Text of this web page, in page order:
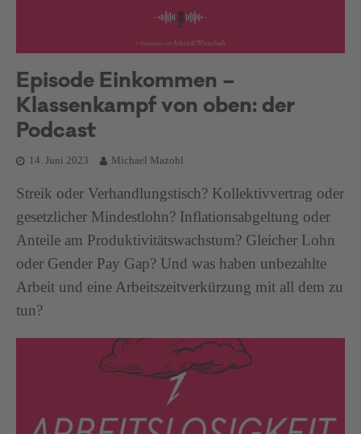
Episode Einkommen –
Klassenkampf von oben: der
Podcast
14. Juni 2023 Michael Mazohl
Streik oder Verhandlungstisch? Kollektivvertrag oder
gesetzlicher Mindestlohn? Inflationsabgeltung oder
Anteile am Produktivitätswachstum? Gleicher Lohn
oder Gender Pay Gap? Und was haben unbezahlte
Arbeit und eine Arbeitszeitverkürzung mit all dem zu
tun?